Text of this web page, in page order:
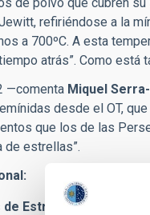
refiriéndose a la
a 700ºC. A esta
atrás”. Como está
—comenta Miquel
desde el OT,
que los de las
de estrellas”.
de Estrellas” es un